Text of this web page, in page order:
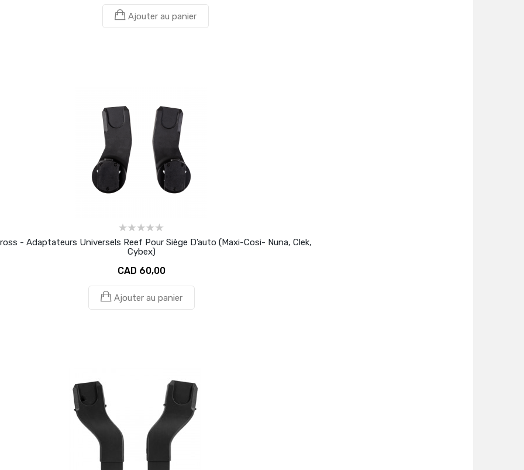
Ajouter au panier
- Adaptateurs Universels Reef Pour Siège D’auto (Maxi-Cosi- Nuna, Clek,
Cybex)
CAD 60,00
Ajouter au panier